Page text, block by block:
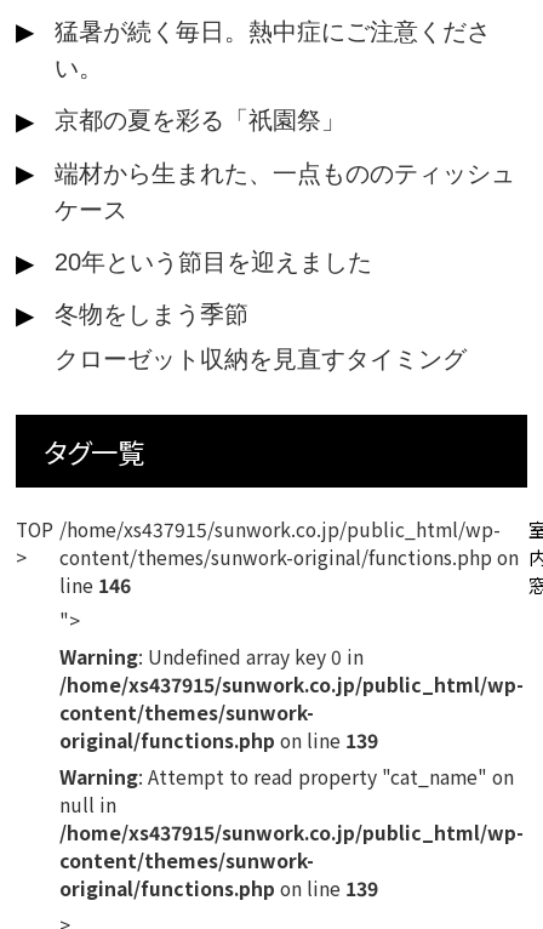
猛暑が続く毎日。熱中症にご注意くださ
い。
京都の夏を彩る「祇園祭」
端材から生まれた、一点もののティッシュ
ケース
20年という節目を迎えました
冬物をしまう季節
クローゼット収納を見直すタイミング
タグ一覧
TOP /home/xs437915/sunwork.co.jp/public_html/wp-
content/themes/sunwork-original/functions.php on
line 146
">
Warning: Undefined array key 0 in
/home/xs437915/sunwork.co.jp/public_html/wp-
content/themes/sunwork-
original/functions.php on line 139
Warning: Attempt to read property "cat_name" on
null in
/home/xs437915/sunwork.co.jp/public_html/wp-
content/themes/sunwork-
original/functions.php on line 139